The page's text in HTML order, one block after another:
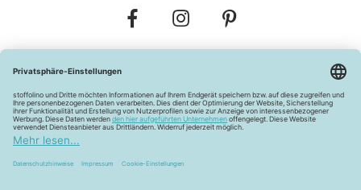
Widerrufsbelehrung Vertrag widerrufen
Barrierefreiheitserklärung